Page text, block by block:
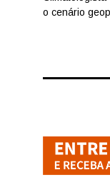
o cenário